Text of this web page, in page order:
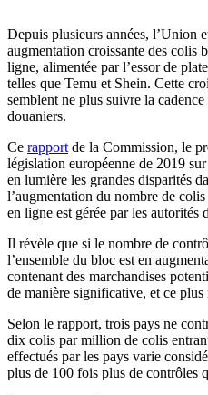
Depuis plusieurs années, l’Union
augmentation croissante des colis
ligne, alimentée par l’essor de
telles que Temu et Shein. Cette
semblent ne plus suivre la
douaniers.
Ce rapport de la Commission, le
législation européenne de 2019
en lumière les grandes disparités
l’augmentation du nombre de
en ligne est gérée par les autorités
Il révèle que si le nombre de
l’ensemble du bloc est en
contenant des marchandises
de manière significative, et ce plus
Selon le rapport, trois pays ne
dix colis par million de colis
effectués par les pays varie
plus de 100 fois plus de contrôles